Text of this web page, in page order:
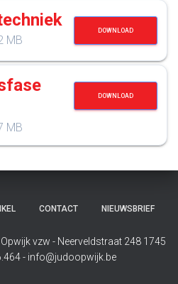
MB
DOWNLOAD
MB
DOWNLOAD
CONTACT NIEUWSBRIEF
vzw - Neerveldstraat 248 1745
- info@judoopwijk.be